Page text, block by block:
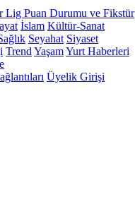
Lig Puan Durumu ve Fikstür
İslam Kültür-Sanat
Seyahat Siyaset
Trend YaşamYurt Haberleri
Üyelik Girişi